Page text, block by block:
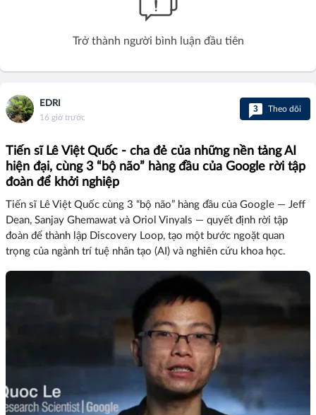
Trở thành người bình luận đầu tiên
EDRI
16 giờ trước
3 Theo dõi
Tiến sĩ Lê Việt Quốc - cha đẻ của những nền tảng AI
hiện đại, cùng 3 “bộ não” hàng đầu của Google rời tập
đoàn để khởi nghiệp
Tiến sĩ Lê Việt Quốc cùng 3 “bộ não” hàng đầu của Google — Jeff
Dean, Sanjay Ghemawat và Oriol Vinyals — quyết định rời tập
đoàn để thành lập Discovery Loop, tạo một bước ngoặt quan
trọng của ngành trí tuệ nhân tạo (AI) và nghiên cứu khoa học.